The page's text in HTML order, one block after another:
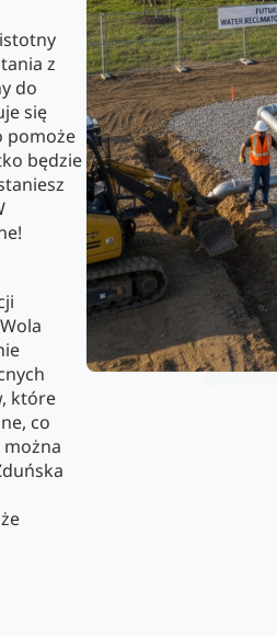
z
do
się
pomoże
będzie
które
co
można